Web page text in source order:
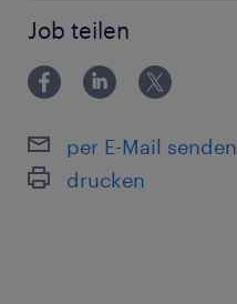
Job teilen
per E-Mail senden
drucken